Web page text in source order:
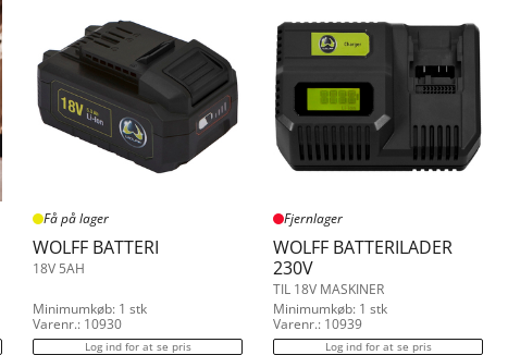
Få på lager
WOLFF BATTERI
18V 5AH
Minimumkøb: 1 stk
Varenr.: 10930
Log ind for at se pris
Fjernlager
WOLFF BATTERILADER
230V
TIL 18V MASKINER
Minimumkøb: 1 stk
Varenr.: 10939
Log ind for at se pris